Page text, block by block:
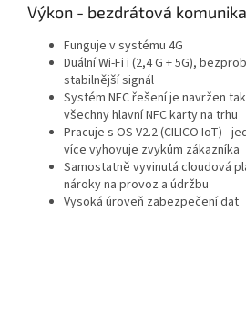
Výkon - bezdrátová
Funguje v systému 4G
Duální Wi-Fi i (2,4 G + 5G),
stabilnější signál
Systém NFC řešení je navržen
všechny hlavní NFC karty na trhu
Pracuje s OS V2.2 (CILICO IoT) -
více vyhovuje zvykům zákazníka
Samostatně vyvinutá cloudová
nároky na provoz a údržbu
Vysoká úroveň zabezpečení dat